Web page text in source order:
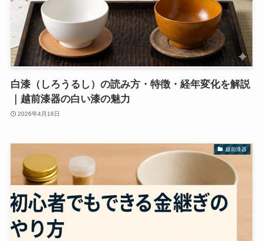
白漆（しろうるし）の読み方・特徴・経年変化を解説
｜越前漆器の白い漆の魅力
2026年4月16日
越前漆器